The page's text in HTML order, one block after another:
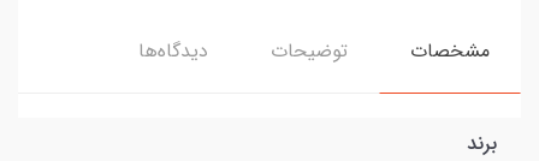
مشخصات توضیحات دیدگاه‌ها
برند